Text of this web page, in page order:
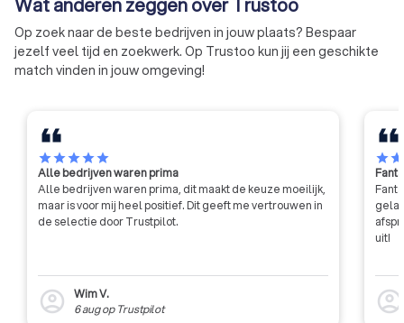
– analyse
bestaande
inrichting
meubeladvies
per ruimte
materiaalplan
€ 1.200,-
Op zoek naar de beste bedrijven in jouw plaats? Bespaar
jezelf veel tijd en zoekwerk. Op Trustoo kun jij een geschikte
match vinden in jouw omgeving!
starstarstarstarstar
Alle bedrijven waren prima
Alle bedrijven waren prima, dit maakt de keuze moeilijk,
maar is voor mij heel positief. Dit geeft me vertrouwen in
de selectie door Trustpilot.
account_circle
Wim V.
6 augop Trustpilot
starstar
uit!
account_circle